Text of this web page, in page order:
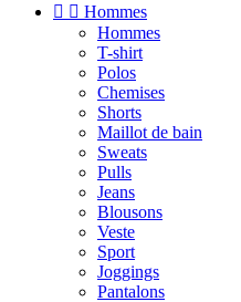
  Hommes
Hommes
T-shirt
Polos
Chemises
Shorts
Maillot de bain
Sweats
Pulls
Jeans
Blousons
Veste
Sport
Joggings
Pantalons